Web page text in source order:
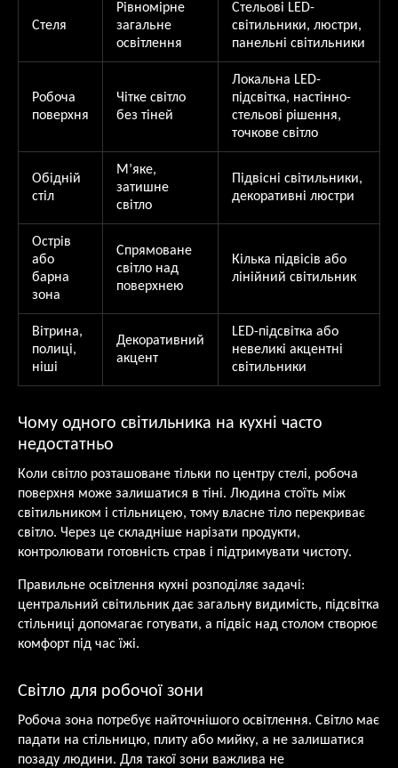
Стеля
Рівномірне
загальне
освітлення
Стельові LED-
світильники, люстри,
панельні світильники
Робоча
поверхня
Чітке світло
без тіней
Локальна LED-
підсвітка, настінно-
стельові рішення,
точкове світло
Обідній
стіл
М’яке,
затишне
світло
Підвісні світильники,
декоративні люстри
Острів
або
барна
зона
Спрямоване
світло над
поверхнею
Кілька підвісів або
лінійний світильник
Вітрина,
полиці,
ніші
Декоративний
акцент
LED-підсвітка або
невеликі акцентні
світильники
Чому одного світильника на кухні часто
недостатньо
Коли світло розташоване тільки по центру стелі, робоча
поверхня може залишатися в тіні. Людина стоїть між
світильником і стільницею, тому власне тіло перекриває
світло. Через це складніше нарізати продукти,
контролювати готовність страв і підтримувати чистоту.
Правильне освітлення кухні розподіляє задачі:
центральний світильник дає загальну видимість, підсвітка
стільниці допомагає готувати, а підвіс над столом створює
комфорт під час їжі.
Світло для робочої зони
Робоча зона потребує найточнішого освітлення. Світло має
падати на стільницю, плиту або мийку, а не залишатися
позаду людини. Для такої зони важлива не